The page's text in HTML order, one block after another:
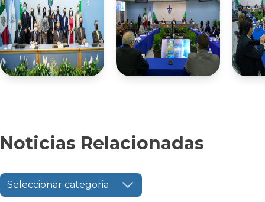
Noticias Relacionadas
Seleccionar categoria